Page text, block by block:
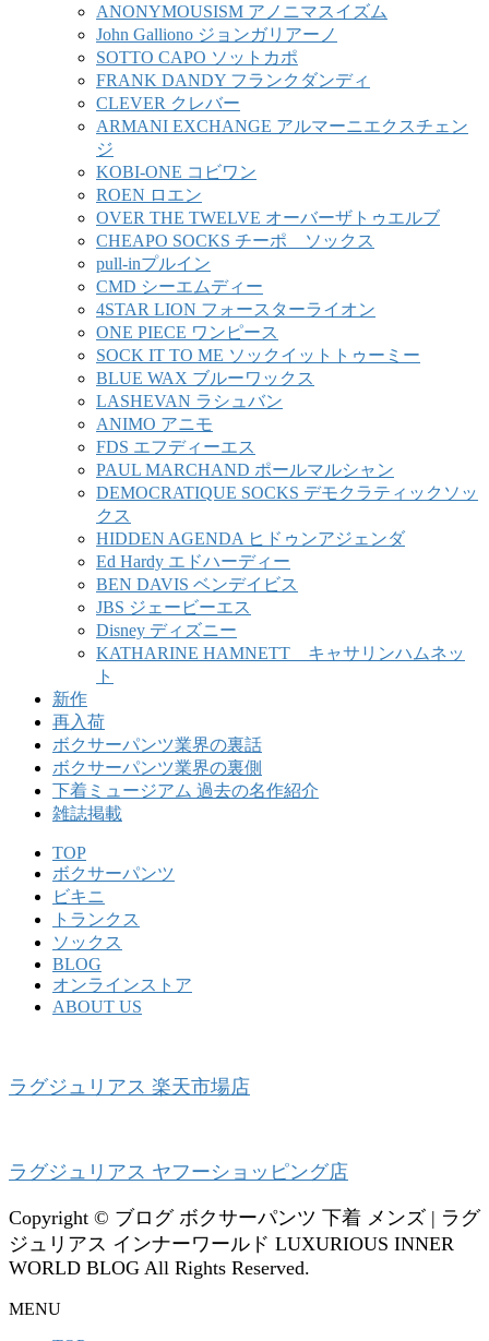
ANONYMOUSISM アノニマスイズム
John Galliono ジョンガリアーノ
SOTTO CAPO ソットカポ
FRANK DANDY フランクダンディ
CLEVER クレバー
ARMANI EXCHANGE アルマーニエクスチェン
ジ
KOBI-ONE コビワン
ROEN ロエン
OVER THE TWELVE オーバーザトゥエルブ
CHEAPO SOCKS チーポ ソックス
pull-inプルイン
CMD シーエムディー
4STAR LION フォースターライオン
ONE PIECE ワンピース
SOCK IT TO ME ソックイットトゥーミー
BLUE WAX ブルーワックス
LASHEVAN ラシュバン
ANIMO アニモ
FDS エフディーエス
PAUL MARCHAND ポールマルシャン
DEMOCRATIQUE SOCKS デモクラティックソッ
クス
HIDDEN AGENDA ヒドゥンアジェンダ
Ed Hardy エドハーディー
BEN DAVIS ベンデイビス
JBS ジェービーエス
Disney ディズニー
KATHARINE HAMNETT キャサリンハムネッ
ト
新作
再入荷
ボクサーパンツ業界の裏話
ボクサーパンツ業界の裏側
下着ミュージアム 過去の名作紹介
雑誌掲載
TOP
ボクサーパンツ
ビキニ
トランクス
ソックス
BLOG
オンラインストア
ABOUT US
ラグジュリアス 楽天市場店
ラグジュリアス ヤフーショッピング店
Copyright © ブログ ボクサーパンツ 下着 メンズ | ラグ
ジュリアス インナーワールド LUXURIOUS INNER
WORLD BLOG All Rights Reserved.
MENU